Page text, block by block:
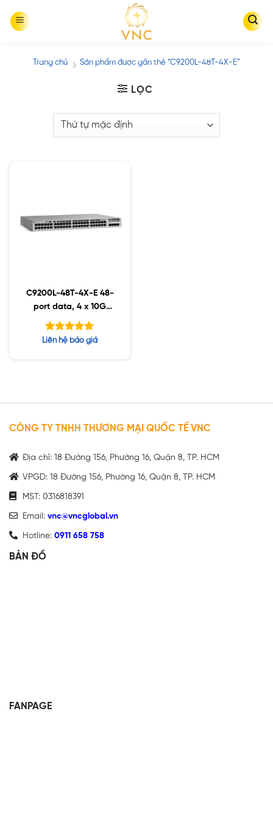
Trang chủ / Sản phẩm được gắn thẻ “C9200L-48T-4X-E”
LỌC
C9200L-48T-4X-E 48-
port data, 4 x 10G
,Network Essentials
Được xếp
Liên hệ báo giá
CÔNG TY TNHH THƯƠNG MẠI QUỐC TẾ VNC
Địa chỉ: 18 Đường 156, Phường 16, Quận 8, TP. HCM
VPGD: 18 Đường 156, Phường 16, Quận 8, TP. HCM
MST: 0316818391
Email: vnc@vncglobal.vn
Hotline: 0911 658 758
BẢN ĐỒ
FANPAGE